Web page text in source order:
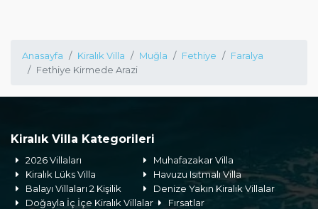
Anasayfa Kiralık Villa Muğla Fethiye
Faralya
Fethiye Kirmede Arazi
Kiralık Villa Kategorileri
2026 Villaları
Muhafazakar Villa
Kiralık Lüks Villa
Havuzu Isıtmalı Villa
Balayı Villaları 2 Kişilik
Denize Yakın Kiralık Villalar
Doğayla İç İçe Kiralık Villalar
Fırsatlar